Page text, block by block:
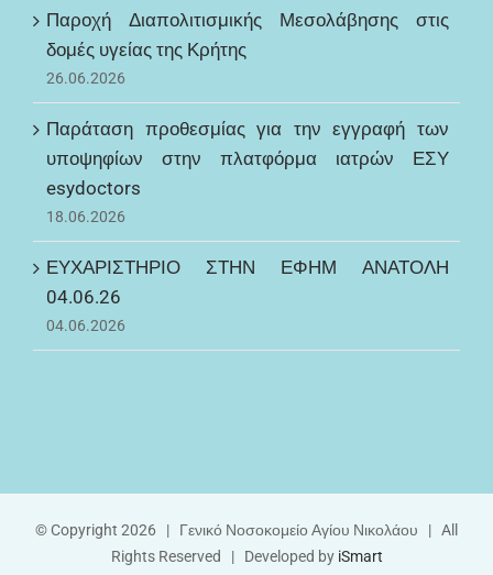
Παροχή Διαπολιτισμικής Μεσολάβησης στις
δομές υγείας της Κρήτης
26.06.2026
Παράταση προθεσμίας για την εγγραφή των
υποψηφίων στην πλατφόρμα ιατρών ΕΣΥ
esydoctors
18.06.2026
ΕΥΧΑΡΙΣΤΗΡΙΟ ΣΤΗΝ ΕΦΗΜ ΑΝΑΤΟΛΗ
04.06.26
04.06.2026
© Copyright 2026 | Γενικό Νοσοκομείο Αγίου Νικολάου | All
Rights Reserved | Developed by iSmart